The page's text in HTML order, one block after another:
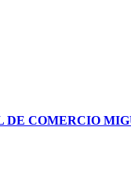
DE COMERCIO